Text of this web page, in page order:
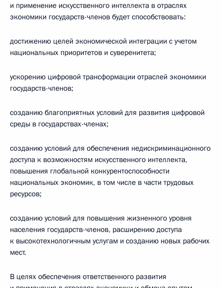
и применение искусственного интеллекта в отраслях
экономики государств-членов будет способствовать:
достижению целей экономической интеграции с учетом
национальных приоритетов и суверенитета;
ускорению цифровой трансформации отраслей экономики
государств-членов;
созданию благоприятных условий для развития цифровой
среды в государствах-членах;
созданию условий для обеспечения недискриминационного
доступа к возможностям искусственного интеллекта,
повышения глобальной конкурентоспособности
национальных экономик, в том числе в части трудовых
ресурсов;
созданию условий для повышения жизненного уровня
населения государств-членов, расширению доступа
к высокотехнологичным услугам и созданию новых рабочих
мест.
В целях обеспечения ответственного развития